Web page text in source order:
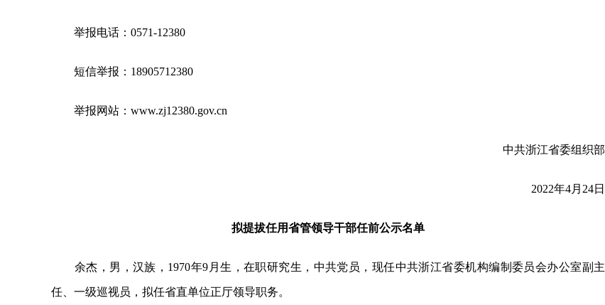
举报电话：0571-12380
短信举报：18905712380
举报网站：www.zj12380.gov.cn
中共浙江省委组织部
2022年4月24日
拟提拔任用省管领导干部任前公示名单
余杰，男，汉族，1970年9月生，在职研究生，中共党员，现任中共浙江省委机构编制委员会办公室副主
任、一级巡视员，拟任省直单位正厅领导职务。